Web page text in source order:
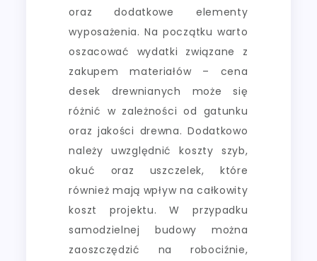
oraz dodatkowe elementy
wyposażenia. Na początku warto
oszacować wydatki związane z
zakupem materiałów – cena
desek drewnianych może się
różnić w zależności od gatunku
oraz jakości drewna. Dodatkowo
należy uwzględnić koszty szyb,
okuć oraz uszczelek, które
również mają wpływ na całkowity
koszt projektu. W przypadku
samodzielnej budowy można
zaoszczędzić na robociźnie,